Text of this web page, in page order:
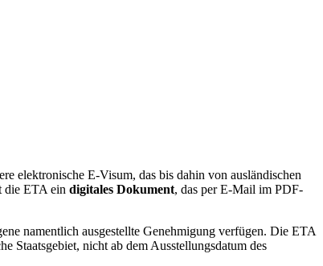
elektronische E-Visum, das bis dahin von ausländischen
die ETA ein digitales Dokument, das per E-Mail im PDF-
namentlich ausgestellte Genehmigung verfügen. Die ETA
Staatsgebiet, nicht ab dem Ausstellungsdatum des